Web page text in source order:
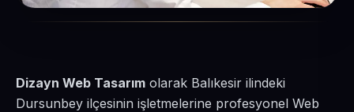
Dizayn Web Tasarım olarak Balıkesir ilindeki
Dursunbey ilçesinin işletmelerine profesyonel Web